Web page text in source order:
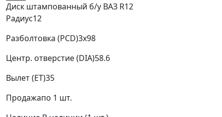
Диск штампованный б/у ВАЗ R12
Радиус12
Разболтовка (PCD)3x98
Центр. отверстие (DIA)58.6
Вылет (ET)35
Продажапо 1 шт.